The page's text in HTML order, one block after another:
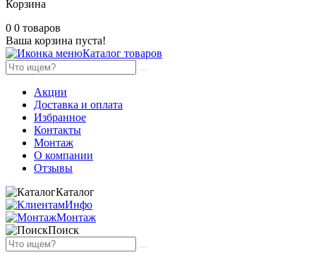
Корзина
0 0 товаров
Ваша корзина пуста!
Каталог товаров
Акции
Доставка и оплата
Избранное
Контакты
Монтаж
О компании
Отзывы
Каталог
Инфо
Монтаж
Поиск